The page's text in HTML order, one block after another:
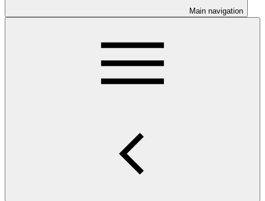
Main navigation